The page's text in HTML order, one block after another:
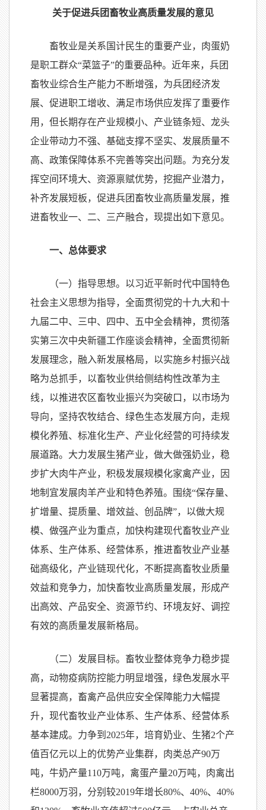
关于促进兵团畜牧业高质量发展的意见
畜牧业是关系国计民生的重要产业，肉蛋奶
是职工群众“菜篮子”的重要品种。近年来，兵团
畜牧业综合生产能力不断增强，为兵团经济发
展、促进职工增收、满足市场供应发挥了重要作
用，但长期存在产业规模小、产业链条短、龙头
企业带动力不强、基础支撑不坚实、发展质量不
高、政策保障体系不完善等突出问题。为充分发
挥空间环境大、资源禀赋优势，挖掘产业潜力，
补齐发展短板，促进兵团畜牧业高质量发展，推
进畜牧业一、二、三产融合，现提出如下意见。
一、总体要求
（一）指导思想。以习近平新时代中国特色
社会主义思想为指导，全面贯彻党的十九大和十
九届二中、三中、四中、五中全会精神，贯彻落
实第三次中央新疆工作座谈会精神，全面贯彻新
发展理念，融入新发展格局，以实施乡村振兴战
略为总抓手，以畜牧业供给侧结构性改革为主
线，以推进农区畜牧业振兴为突破口，以市场为
导向，坚持农牧结合、绿色生态发展方向，走规
模化养殖、标准化生产、产业化经营的可持续发
展道路。大力发展生猪产业，做大做强奶业，稳
步扩大肉牛产业，积极发展规模化家禽产业，因
地制宜发展肉羊产业和特色养殖。围绕“保存量、
扩增量、提质量、增效益、创品牌”，以做大规
模、做强产业为重点，加快构建现代畜牧业产业
体系、生产体系、经营体系，推进畜牧业产业基
础高级化，产业链现代化，不断提高畜牧业质量
效益和竞争力，加快畜牧业高质量发展，形成产
出高效、产品安全、资源节约、环境友好、调控
有效的高质量发展新格局。
（二）发展目标。畜牧业整体竞争力稳步提
高，动物疫病防控能力明显增强，绿色发展水平
显著提高，畜禽产品供应安全保障能力大幅提
升，现代畜牧业产业体系、生产体系、经营体系
基本建成。力争到2025年，培育奶业、生猪2个产
值百亿元以上的优势产业集群，肉类总产90万
吨，牛奶产量110万吨，禽蛋产量20万吨，肉禽出
栏8000万羽，分别较2019年增长80%、40%、40%